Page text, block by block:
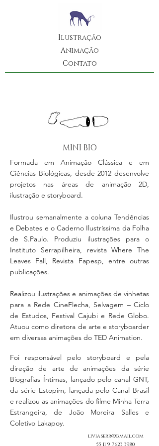
Ilustração
Animação
Contato
MINI BIO
Formada em Animação Clássica e em
Ciências Biológicas, desde 2012 desenvolve
projetos nas áreas de animação 2D,
ilustração e storyboard.
Ilustrou semanalmente a coluna Tendências
e Debates e o Caderno Ilustríssima da Folha
de S.Paulo. Produziu ilustrações para o
Instituto Serrapilheira, revista Where The
Leaves Fall, Revista Fapesp, entre outras
publicações.
Realizou ilustrações e animações de vinhetas
para a Rede CineFlecha, Selvagem – Ciclo
de Estudos, Festival Cajubi e Rede Globo.
Atuou como diretora de arte e storyboarder
em diversas animações do TED Animation.
Foi responsável pelo storyboard e pela
direção de arte de animações da série
Biografias Íntimas, lançado pelo canal GNT,
da série Estopim, lançada pelo Canal Brasil
e realizou as animações do filme Minha Terra
Estrangeira, de João Moreira Salles e
Coletivo Lakapoy.
liviaserr@gmail.com
55 11 9 7623 3980